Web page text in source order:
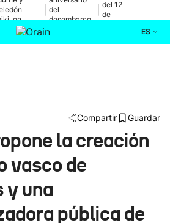
en
del
desembarco
de Elkano
del 12
de
ES
Ikusmiran
Eguraldia
Compartir Guardar
la creación
vasco de
y una
pública de